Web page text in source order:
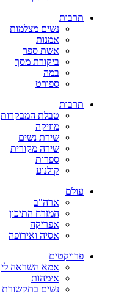
תרבות
נשים מצלמות
אמנות
אשת ספר
ביקורת מסך
במה
ספורט
תרבות
טבלת המבקרות
מוזיקה
שירת נשים
שירה מקורית
ספרות
קולנוע
עולם
ארה"ב
המזרח התיכון
אפריקה
אסיה ואירופה
פרויקטים
אמא השראה לי
אימהות
נשים בתקשורת